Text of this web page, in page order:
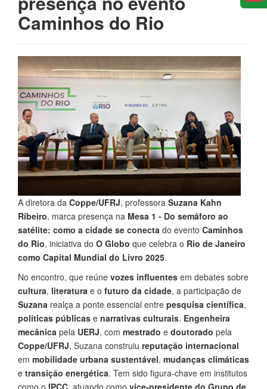
Caminhos do Rio
A diretora da Coppe/UFRJ, professora Suzana Kahn
Ribeiro, marca presença na Mesa 1 - Do semáforo ao
satélite: como a cidade se conecta do evento Caminhos
do Rio, iniciativa do O Globo que celebra o Rio de Janeiro
como Capital Mundial do Livro 2025.
No encontro, que reúne vozes influentes em debates sobre
cultura, literatura e o futuro da cidade, a participação de
Suzana realça a ponte essencial entre pesquisa científica,
políticas públicas e narrativas culturais. Engenheira
mecânica pela UERJ, com mestrado e doutorado pela
Coppe/UFRJ, Suzana construiu reputação internacional
em mobilidade urbana sustentável, mudanças climáticas
e transição energética. Tem sido figura-chave em institutos